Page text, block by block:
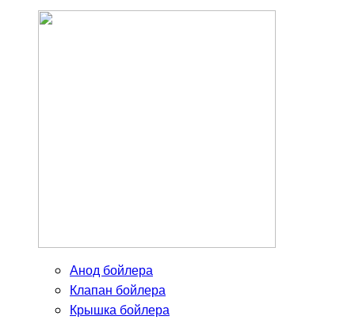
Анод бойлера
Клапан бойлера
Крышка бойлера